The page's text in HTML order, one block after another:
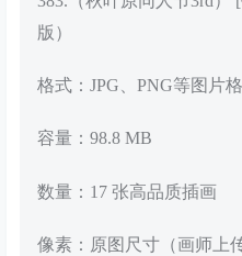
版）
格式：JPG、PNG等图片
容量：98.8 MB
数量：17 张高品质插画
像素：原图尺寸（画师上